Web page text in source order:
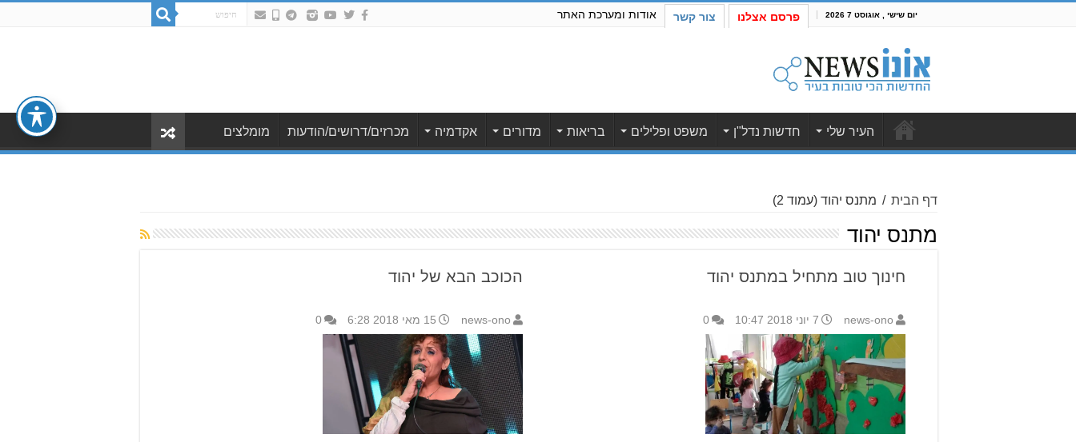
יום שישי , אוגוסט 7 2026 פרסם אצלנו צור קשר אודות ומערכת האתר
העיר שלי חדשות נדל"ן משפט ופלילים בריאות מדורים אקדמיה מכרזים/דרושים/הודעות מומלצים
דף הבית / מתנס יהוד (עמוד 2)
מתנס יהוד
חינוך טוב מתחיל במתנס יהוד
news-ono 7 יוני 2018 10:47 0
הכוכב הבא של יהוד
news-ono 15 מאי 2018 6:28 0